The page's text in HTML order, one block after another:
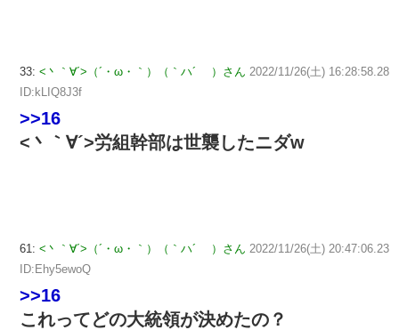
33: <丶｀∀´>（´・ω・｀）（｀ハ´ ）さん 2022/11/26(土) 16:28:58.28
ID:kLIQ8J3f
>>16
<丶｀∀´>労組幹部は世襲したニダw
61: <丶｀∀´>（´・ω・｀）（｀ハ´ ）さん 2022/11/26(土) 20:47:06.23
ID:Ehy5ewoQ
>>16
これってどの大統領が決めたの？